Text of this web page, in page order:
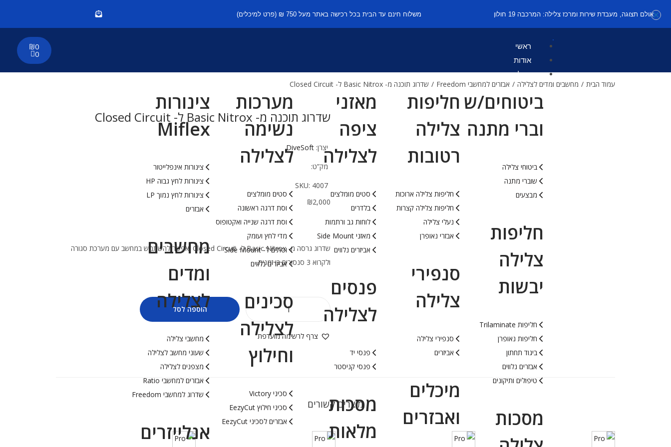
אולם תצוגה, מעבדת שירות ומרכז צלילה: המרכבה 19 חולון משלוח חינם עד הבית בכל רכישה באתר מעל 750 ₪ (פרט למיכלים)
ראשי
אודות
קטלוג
ביטוחים/ש
וברי מתנה
ביטוחי צלילה
שוברי מתנה
מבצעים
חליפות
צלילה
יבשות
חליפות Trilaminate
חליפות נאופרן
ביגוד תחתון
אבזרים נלווים
טיפולים ותיקונים
מסכות
חליפות
צלילה
רטובות
חליפות צלילה ארוכות
חליפות צלילה קצרות
נעלי צלילה
אבזרי נאופרן
סנפירי
צלילה
סנפירי צלילה
אביזרים
מיכלים
ואבזרים
מאזני
ציפה
לצלילה
סטים מומלצים
בלדרים
לוחות גב ורתמות
מאזני Side Mount
אביזרים נלווים
פנסים
לצלילה
פנסי יד
פנסי קניסטר
מסכות
מלאות
מערכות
נשימה
לצלילה
סטים מומלצים
וסת דרגה ראשונה
וסת דרגה שנייה ואקטופוס
מדי לחץ ועומק
וסתים ל- Side Mount
אביזרים נלווים
סכינים
לצלילה
וחילוץ
סכיני Victory
סכיני חילוץ EezyCut
אבזרים לסכיני EezyCut
צינורות
Miflex
צינורות אינפלייטור
צינורות לחץ גבוה HP
צינורות לחץ נמוך LP
אבזרים
מחשבים
ומדים
לצלילה
מחשבי צלילה
שעוני מחשב לצלילה
מצפנים לצלילה
אבזרים למחשבי Ratio
שדרוג למחשבי Freedom
אנלייזרים
₪0
0
עמוד הבית / מחשבים ומדים לצלילה / אבזרים למחשבי Freedom / שדרוג תוכנה מ- Basic Nitrox ל- Closed Circuit
שדרוג תוכנה מ- Basic Nitrox ל- Closed Circuit
יצרן: DiveSoft
מק”ט:
SKU: 4007
₪2,000
שדרוג גרסה מ- Basic Nitrox ל- Closed Circuit יאפשר להשתמש במחשב עם מערכת סגורה
ולקרוא 3 סנסורים בו זמנית.
הוספה לסל
צרף לרשימה מועדפת
מוצרים קשורים